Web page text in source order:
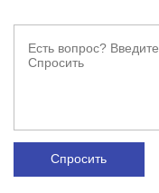
Спросить